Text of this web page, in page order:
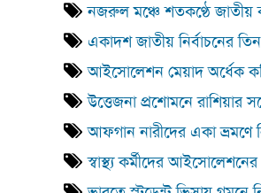
নজরুল মঞ্চে শতকণ্ঠে জাতীয়
একাদশ জাতীয় নির্বাচনের
আইসোলেশন মেয়াদ অর্ধেক
উত্তেজনা প্রশোমনে রাশিয়ার
আফগান নারীদের একা ভ্রমণে
স্বাস্থ্য কর্মীদের আইসোলেশনের